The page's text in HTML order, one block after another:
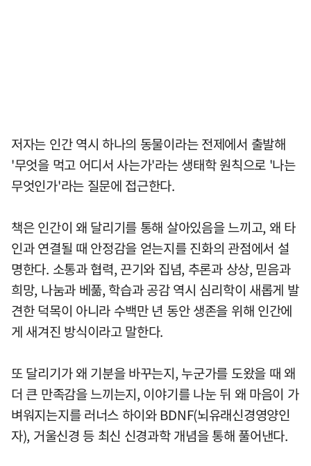
저자는 인간 역시 하나의 동물이라는 전제에서 출발해
'무엇을 먹고 어디서 사는가'라는 생태학 원칙으로 '나는
무엇인가'라는 질문에 접근한다.
책은 인간이 왜 달리기를 통해 살아있음을 느끼고, 왜 타
인과 연결될 때 안정감을 얻는지를 진화의 관점에서 설
명한다. 소통과 협력, 끈기와 집념, 추론과 상상, 믿음과
희망, 나눔과 베풂, 학습과 공감 역시 심리학이 새롭게 발
견한 덕목이 아니라 수백만 년 동안 생존을 위해 인간에
게 새겨진 방식이라고 말한다.
또 달리기가 왜 기분을 바꾸는지, 누군가를 도왔을 때 왜
더 큰 만족감을 느끼는지, 이야기를 나눈 뒤 왜 마음이 가
벼워지는지를 러너스 하이와 BDNF(뇌유래신경영양인
자), 거울신경 등 최신 신경과학 개념을 통해 풀어낸다.